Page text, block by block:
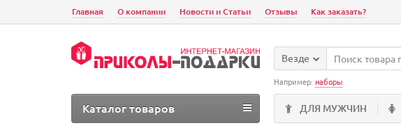
Главная О компании Новости и Статьи Отзывы Как заказать?
Везде
Например: наборы
ДЛЯ МУЖЧИН
Каталог товаров